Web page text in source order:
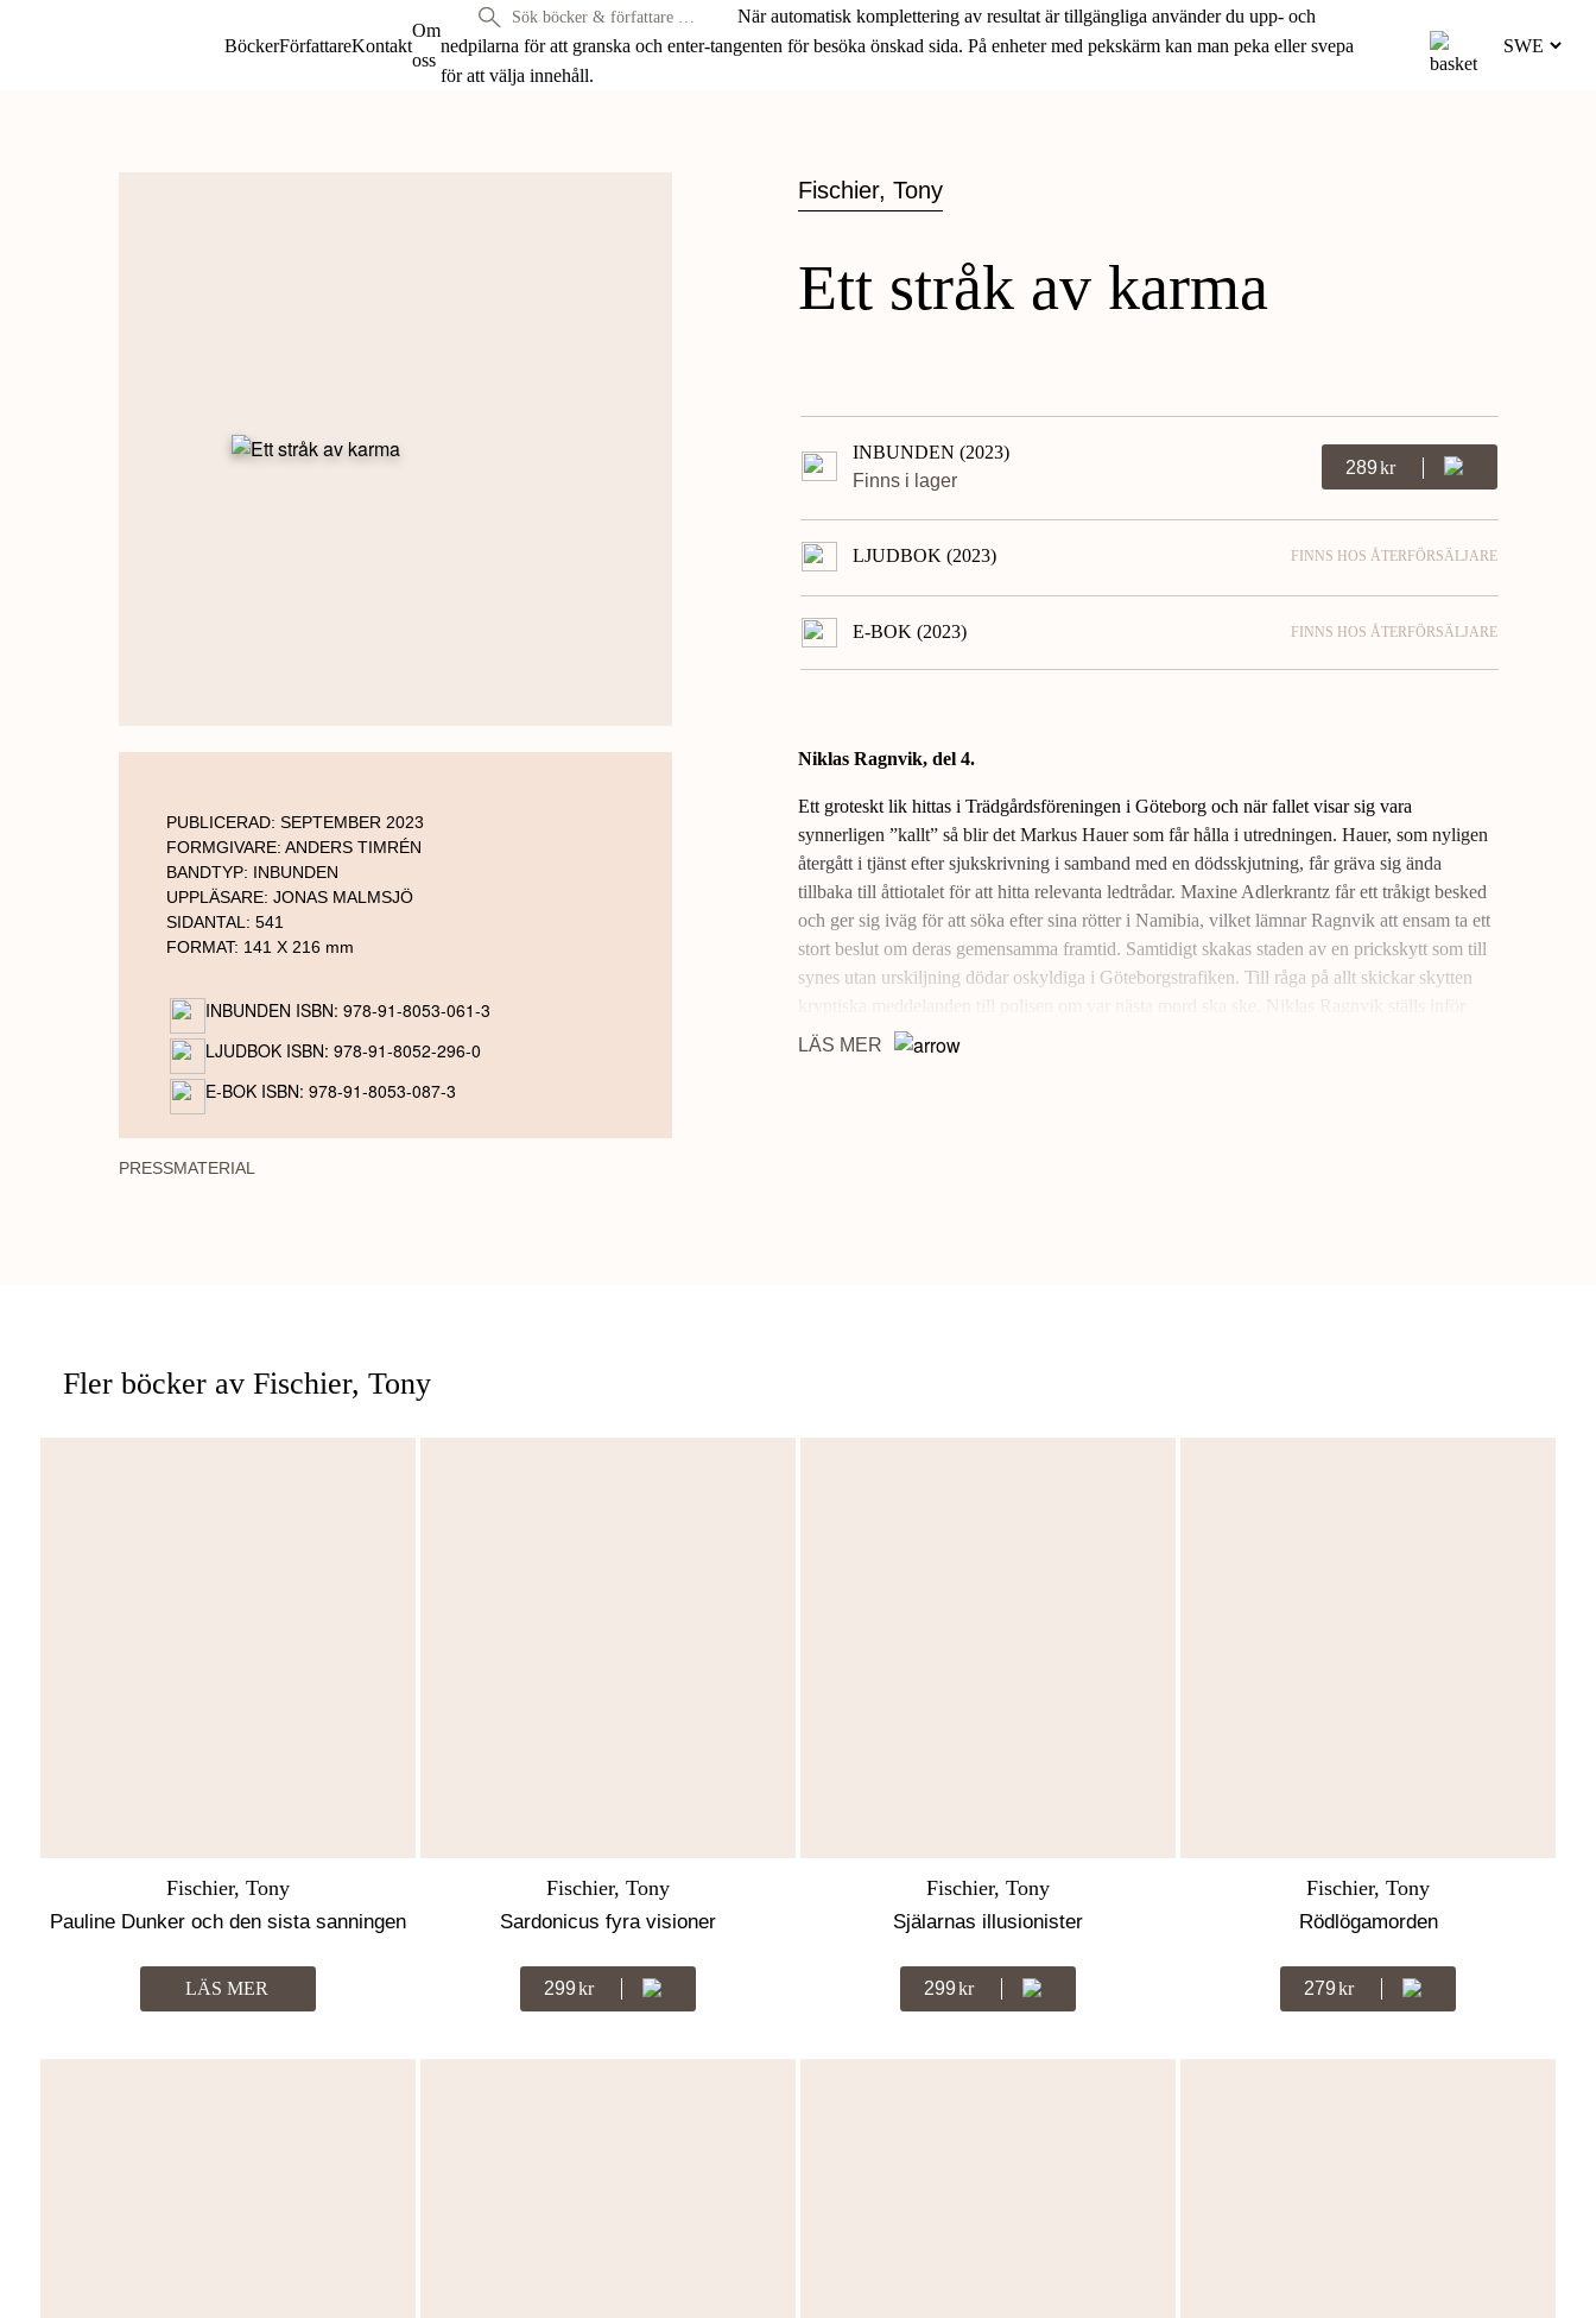
BöckerFörfattareKontakt
Om
oss
böcker
&
När automatisk komplettering av resultat är tillgängliga använder du upp- och
nedpilarna för att granska och enter-tangenten för besöka önskad sida. På enheter med pekskärm kan man peka eller svepa
för att välja innehåll.
PUBLICERAD: SEPTEMBER 2023
FORMGIVARE: ANDERS TIMRÉN
BANDTYP: INBUNDEN
UPPLÄSARE: JONAS MALMSJÖ
SIDANTAL: 541
FORMAT: 141 X 216 mm
INBUNDEN ISBN: 978-91-8053-061-3
LJUDBOK ISBN: 978-91-8052-296-0
E-BOK ISBN: 978-91-8053-087-3
PRESSMATERIAL
Fischier, Tony
Ett stråk av karma
INBUNDEN (2023)
Finns i lager
289Kr
LJUDBOK (2023) FINNS HOS ÅTERFÖRSÄLJARE
E-BOK (2023) FINNS HOS ÅTERFÖRSÄLJARE
Niklas Ragnvik, del 4.
Ett groteskt lik hittas i Trädgårdsföreningen i Göteborg och när fallet visar sig vara
synnerligen ”kallt” så blir det Markus Hauer som får hålla i utredningen. Hauer, som nyligen
återgått i tjänst efter sjukskrivning i samband med en dödsskjutning, får gräva sig ända
tillbaka till åttiotalet för att hitta relevanta ledtrådar. Maxine Adlerkrantz får ett tråkigt besked
och ger sig iväg för att söka efter sina rötter i Namibia, vilket lämnar Ragnvik att ensam ta ett
stort beslut om deras gemensamma framtid. Samtidigt skakas staden av en prickskytt som till
synes utan urskiljning dödar oskyldiga i Göteborgstrafiken. Till råga på allt skickar skytten
kryptiska meddelanden till polisen om var nästa mord ska ske. Niklas Ragnvik ställs inför
utmaningen att lösa mördarens retfulla gåtor – innan det är för sent.
LÄS MER
Fler böcker av Fischier, Tony
Fischier, Tony
Pauline Dunker och den sista sanningen
LÄS MER
Fischier, Tony
Sardonicus fyra visioner
299Kr
Fischier, Tony
Själarnas illusionister
299Kr
Fischier, Tony
Rödlögamorden
279Kr